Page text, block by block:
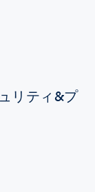
リティ&プ